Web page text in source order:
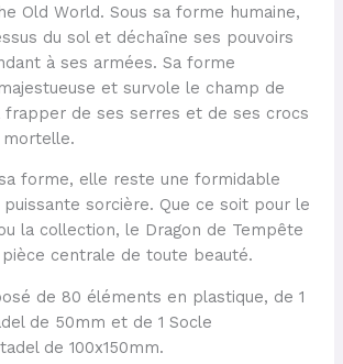
Old World. Sous sa forme humaine,
du sol et déchaîne ses pouvoirs
à ses armées. Sa forme
et survole le champ de
frapper de ses serres et de ses crocs
mortelle.
forme, elle reste une formidable
sorcière. Que ce soit pour le
la collection, le Dragon de Tempête
centrale de toute beauté.
de 80 éléments en plastique, de 1
de 50mm et de 1 Socle
de 100x150mm.